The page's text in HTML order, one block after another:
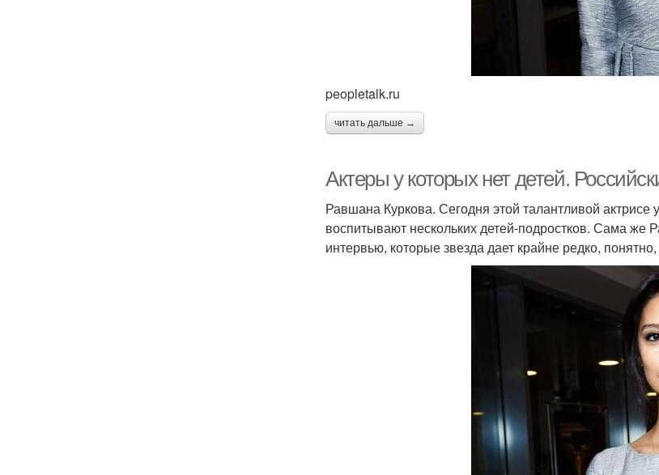
peopletalk.ru
читать дальше →
Актеры у которых нет детей.
Равшана Куркова. Сегодня этой талантливой актрисе
воспитывают нескольких детей-подростков. Сама
интервью, которые звезда дает крайне редко,